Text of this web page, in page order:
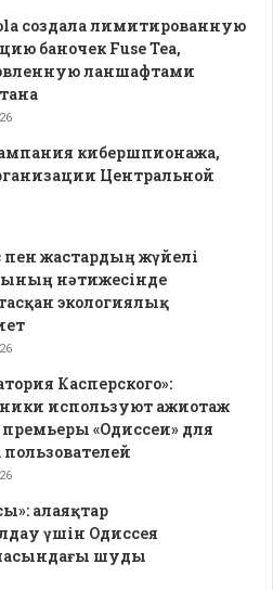
создала лимитированную
баночек Fuse Tea,
ланшафтами
кибершпионажа,
Центральной
пен жастардың жүйелі
нәтижесінде
экологиялық
Касперского»:
используют ажиотаж
премьеры «Одиссеи» для
алаяқтар
үшін Одиссея
шуды